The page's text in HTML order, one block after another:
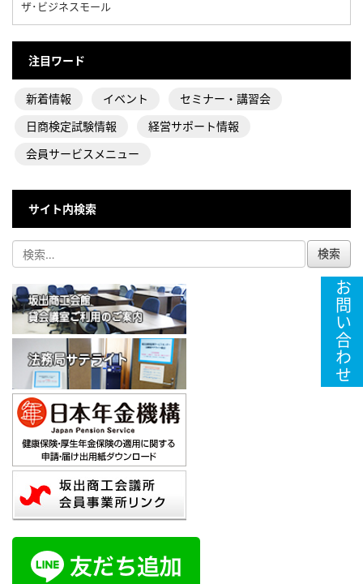
ザ･ビジネスモール
注目ワード
新着情報 イベント
セミナー・講習会
日商検定試験情報
経営サポート情報
会員サービスメニュー
サイト内検索
お問い合わせ